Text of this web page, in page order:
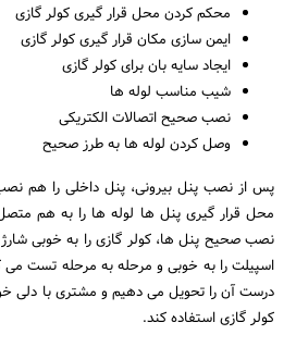
محکم کردن محل قرار گیری کولر گازی
ایمن سازی مکان قرار گیری کولر گازی
ایجاد سایه بان برای کولر گازی
شیب مناسب لوله ها
نصب صحیح اتصالات الکتریکی
وصل کردن لوله ها به طرز صحیح
پس از نصب پنل بیرونی، پنل داخلی را هم
محل قرار گیری پنل ها لوله ها را به هم
نصب صحیح پنل ها، کولر گازی را به خوبی
اسپیلت را به خوبی و مرحله به مرحله تست می
درست آن را تحویل می دهیم و مشتری با دلی
کولر گازی استفاده کند.